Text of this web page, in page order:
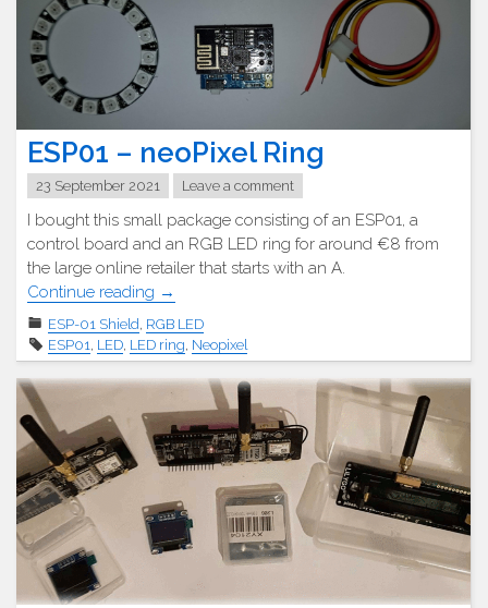
Shield"
ESP01 – neoPixel Ring
23 September 2021 Leave a comment
I bought this small package consisting of an ESP01, a
control board and an RGB LED ring for around €8 from
the large online retailer that starts with an A.
Continue reading "ESP01
–
neoPixel
Ring"
→
ESP-01 Shield RGB LED
ESP01 LED LED ring Neopixel